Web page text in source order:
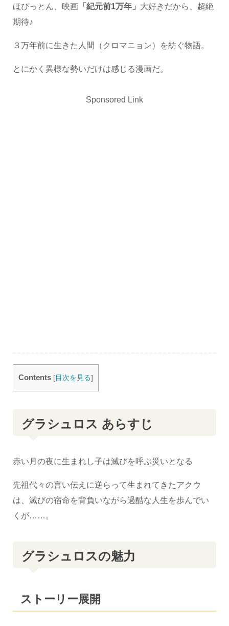
ほぴっとん、映画「紀元前1万年」 大好きだから、超絶
期待♪
３万年前に生きた人間（クロマニョン）を紡ぐ物語。
とにかく異様な勢いだけは感じる漫画だ。
Sponsored Link
Contents [目次を見る]
グラシュロス あらすじ
赤い月の夜に生まれし子は滅びを呼ぶ災いとなる
先祖代々の言い伝えに逆らって生まれてきたアクウ
は、滅びの宿命を背負いながら過酷な人生を歩んでい
くが……。
グラシュロスの魅力
ストーリー展開